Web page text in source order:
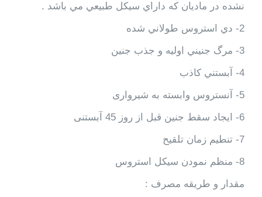
نشده در ماديان كه داراي سيكل طبيعي مي باشد .
2- دي استروس طولاني شده
3- مرگ جنيني اوليه و جذب جنين
4- آبستني كاذب
5- آنستروس وابسته به شیرواری
6- ايجاد سقط جنین قبل از روز 45 آبستنی
7- تنطيم زمان تلقيح
8- منظم نمودن سيكل استروس
مقدار و طريقه مصرف :